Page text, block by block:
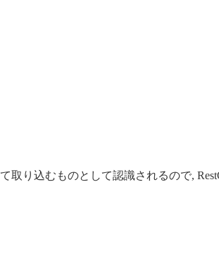
取り込むものとして認識されるので,